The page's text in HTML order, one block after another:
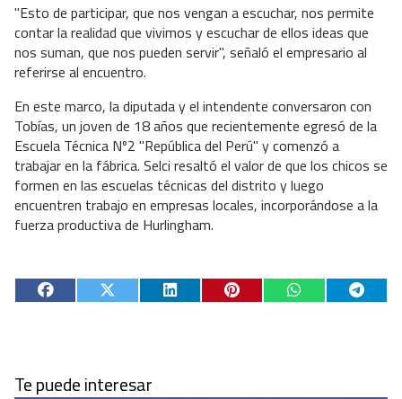
"Esto de participar, que nos vengan a escuchar, nos permite
contar la realidad que vivimos y escuchar de ellos ideas que
nos suman, que nos pueden servir", señaló el empresario al
referirse al encuentro.
En este marco, la diputada y el intendente conversaron con
Tobías, un joven de 18 años que recientemente egresó de la
Escuela Técnica Nº2 "República del Perú" y comenzó a
trabajar en la fábrica. Selci resaltó el valor de que los chicos se
formen en las escuelas técnicas del distrito y luego
encuentren trabajo en empresas locales, incorporándose a la
fuerza productiva de Hurlingham.
Te puede interesar